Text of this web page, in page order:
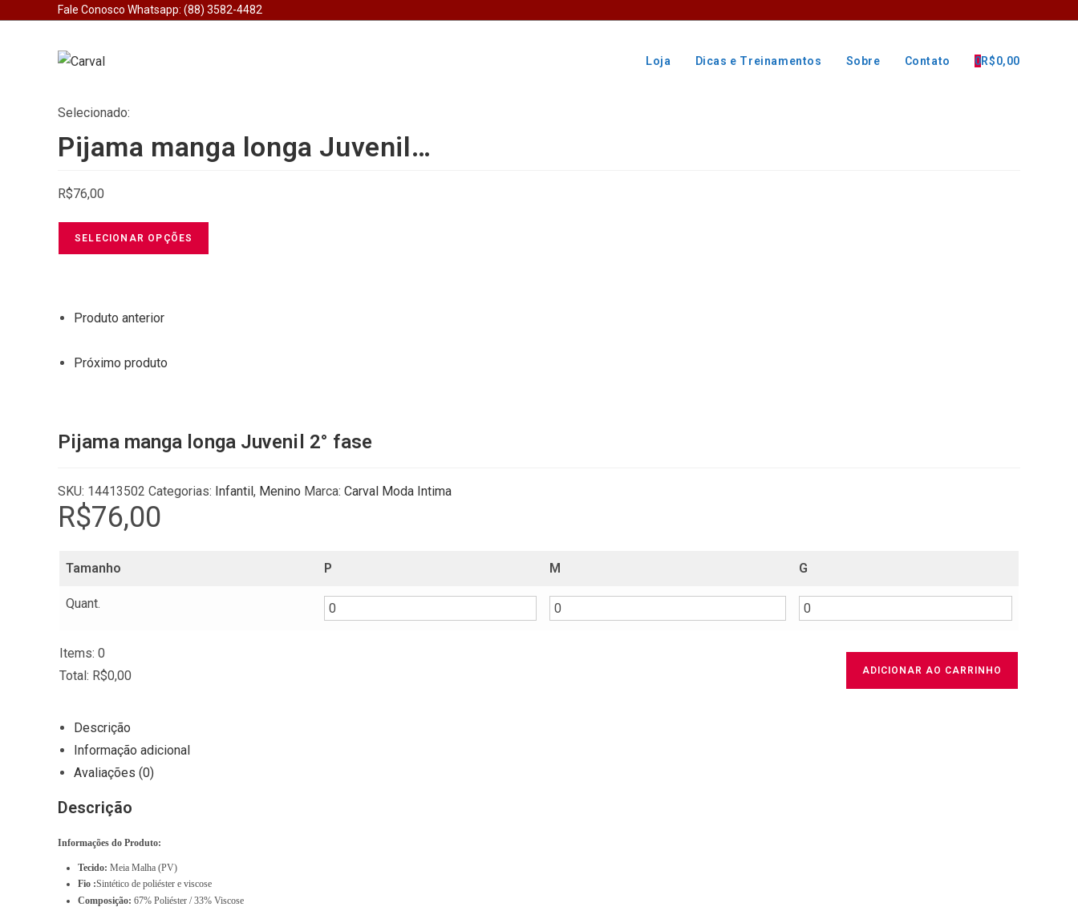
Fale Conosco Whatsapp: (88) 3582-4482
Loja Dicas e Treinamentos Sobre Contato 0R$0,00
Selecionado:
Pijama manga longa Juvenil…
R$76,00
SELECIONAR OPÇÕES
Produto anterior
Próximo produto
Pijama manga longa Juvenil 2° fase
SKU: 14413502 Categorias: Infantil, Menino Marca: Carval Moda Intima
R$76,00
Tamanho P M G
Quant.
Items: 0
Total: R$0,00
s
ADICIONAR AO CARRINHO
Descrição
Informação adicional
Avaliações (0)
Descrição
Informações do Produto:
Tecido: Meia Malha (PV)
Fio :Sintético de poliéster e viscose
Composição: 67% Poliéster / 33% Viscose